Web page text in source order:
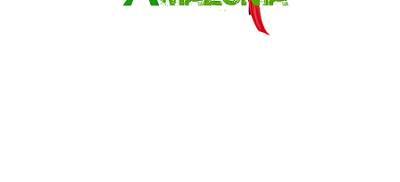
incorporarse a Colo Colo de Chile
Pastaza: la parroquia Diez de